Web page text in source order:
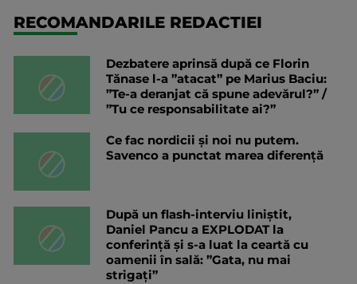
RECOMANDARILE REDACTIEI
Dezbatere aprinsă după ce Florin
Tănase l-a ”atacat” pe Marius Baciu:
”Te-a deranjat că spune adevărul?” /
”Tu ce responsabilitate ai?”
Ce fac nordicii și noi nu putem.
Savenco a punctat marea diferență
După un flash-interviu liniștit,
Daniel Pancu a EXPLODAT la
conferință și s-a luat la ceartă cu
oamenii în sală: ”Gata, nu mai
strigați”